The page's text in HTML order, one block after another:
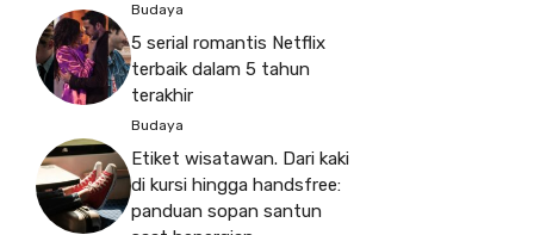
Budaya
5 serial romantis Netflix
terbaik dalam 5 tahun
terakhir
Budaya
Etiket wisatawan. Dari kaki
di kursi hingga handsfree:
panduan sopan santun